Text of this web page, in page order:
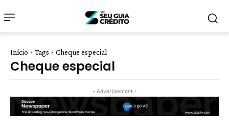
Início Tags Cheque especial
Cheque especial
- Advertisement -